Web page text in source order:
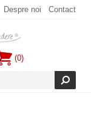
Despre noi Contact
(0)